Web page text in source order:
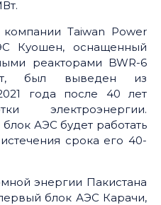
Taiwan Power
Куошен, оснащенный
реакторами BWR-6
был выведен из
года после 40 лет
электроэнергии.
АЭС будет работать
срока его 40-
энергии Пакистана
блок АЭС Карачи,